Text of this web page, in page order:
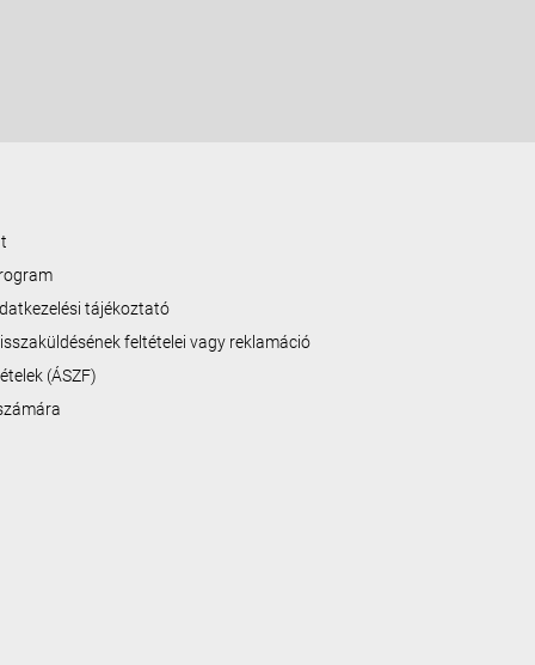
tájékoztató
feltételei vagy reklamáció
(ÁSZF)